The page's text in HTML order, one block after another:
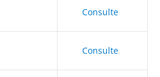
Consulte
Consulte